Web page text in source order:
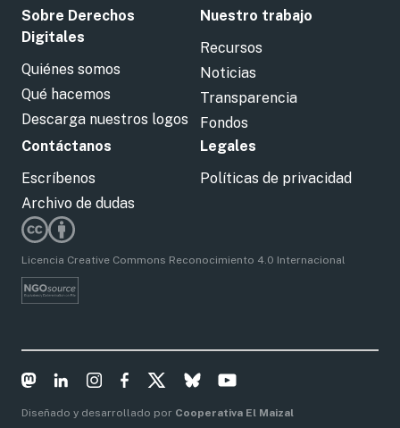
Sobre Derechos
Digitales
Quiénes somos
Qué hacemos
Descarga nuestros logos
Nuestro trabajo
Recursos
Noticias
Transparencia
Fondos
Contáctanos
Escríbenos
Archivo de dudas
Legales
Políticas de privacidad
Licencia Creative Commons Reconocimiento 4.0 Internacional
Diseñado y desarrollado por Cooperativa El Maizal